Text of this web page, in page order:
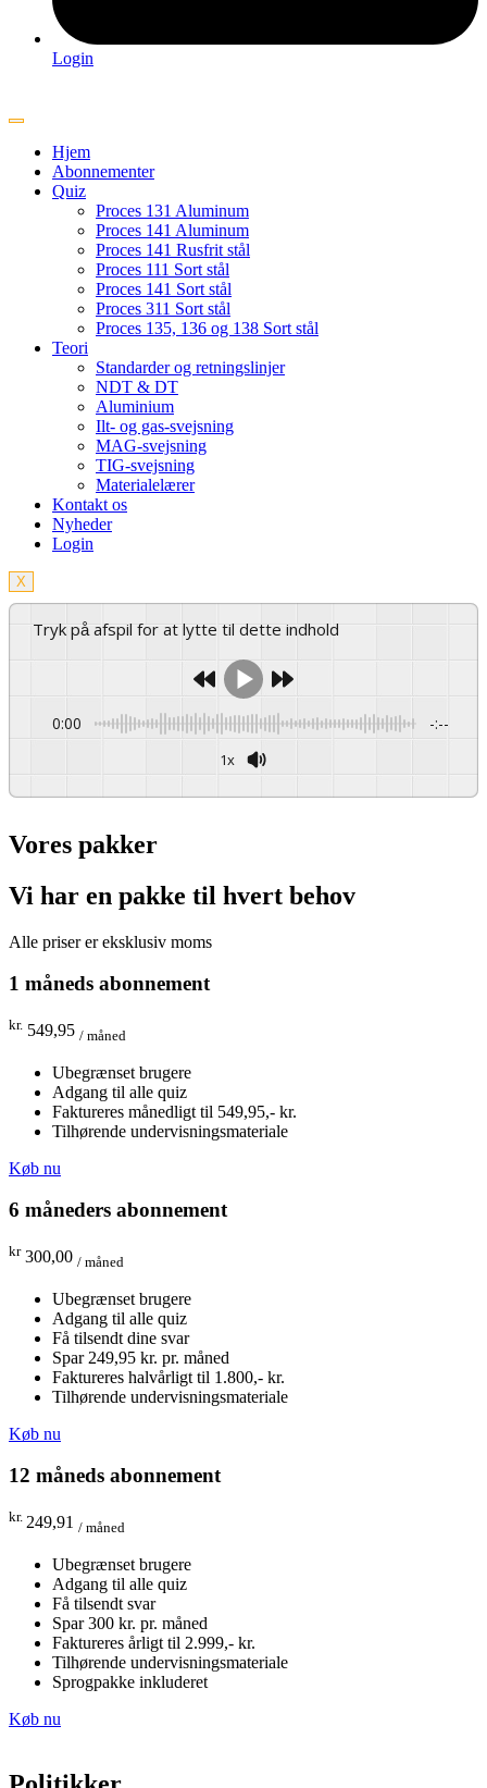
Login
Hjem
Abonnementer
Quiz
Proces 131 Aluminum
Proces 141 Aluminum
Proces 141 Rusfrit stål
Proces 111 Sort stål
Proces 141 Sort stål
Proces 311 Sort stål
Proces 135, 136 og 138 Sort stål
Teori
Standarder og retningslinjer
NDT & DT
Aluminium
Ilt- og gas-svejsning
MAG-svejsning
TIG-svejsning
Materialelærer
Kontakt os
Nyheder
Login
X
Tryk på afspil for at lytte til dette indhold
0:00 -:--
1x
Vores pakker
Vi har en pakke til hvert behov
Alle priser er eksklusiv moms
1 måneds abonnement
kr. 549,95 / måned
Ubegrænset brugere
Adgang til alle quiz
Faktureres månedligt til 549,95,- kr.
Tilhørende undervisningsmateriale
Køb nu
6 måneders abonnement
kr 300,00 / måned
Ubegrænset brugere
Adgang til alle quiz
Få tilsendt dine svar
Spar 249,95 kr. pr. måned
Faktureres halvårligt til 1.800,- kr.
Tilhørende undervisningsmateriale
Køb nu
12 måneds abonnement
kr. 249,91 / måned
Ubegrænset brugere
Adgang til alle quiz
Få tilsendt svar
Spar 300 kr. pr. måned
Faktureres årligt til 2.999,- kr.
Tilhørende undervisningsmateriale
Sprogpakke inkluderet
Køb nu